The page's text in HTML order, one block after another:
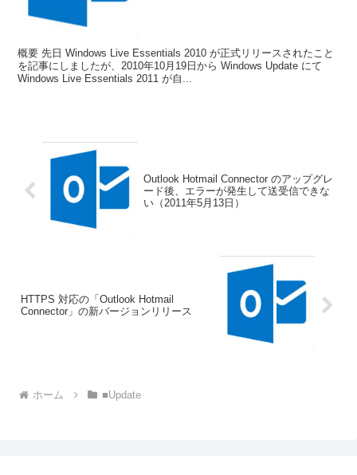
概要 先日 Windows Live Essentials 2010 が正式リリースされたこと
を記事にしましたが、2010年10月19日から Windows Update にて
Windows Live Essentials 2011 が自...
Outlook Hotmail Connector のアップグレ
ード後、エラーが発生して送受信できな
い（2011年5月13日）
HTTPS 対応の「Outlook Hotmail
Connector」の新バージョンリリース
ホーム ■Update